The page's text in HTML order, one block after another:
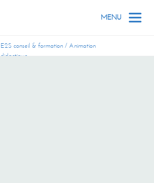
MENU
E2S conseil & formation / Animation
didactique